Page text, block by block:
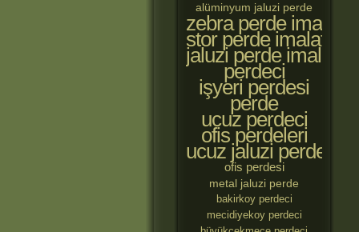
alüminyum jaluzi perde
zebra perde
stor perde imalatçıları
jaluzi perde
perdeci
işyeri perdesi
perde
ucuz perdeci
ofis perdeleri
ucuz jaluzi perde
ofis perdesi
metal jaluzi perde
bakirkoy perdeci
mecidiyekoy perdeci